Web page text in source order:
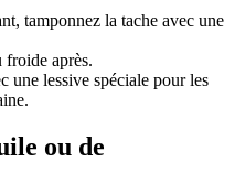
tamponnez la tache avec une
froide après.
une lessive spéciale pour les
ou de